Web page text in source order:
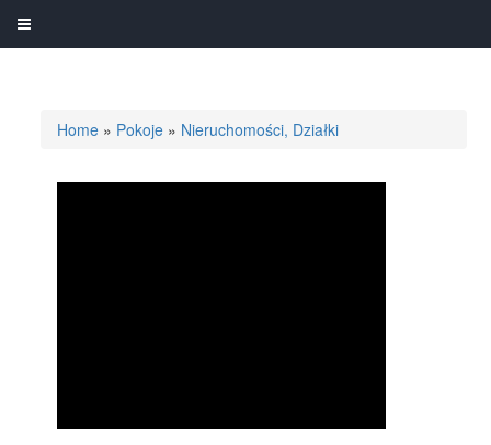
Home » Pokoje » Nieruchomości, Działki